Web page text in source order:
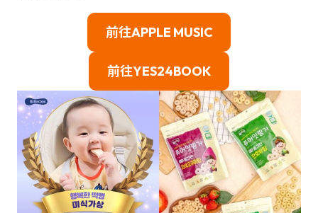
前往APPLE MUSIC
前往YES24BOOK